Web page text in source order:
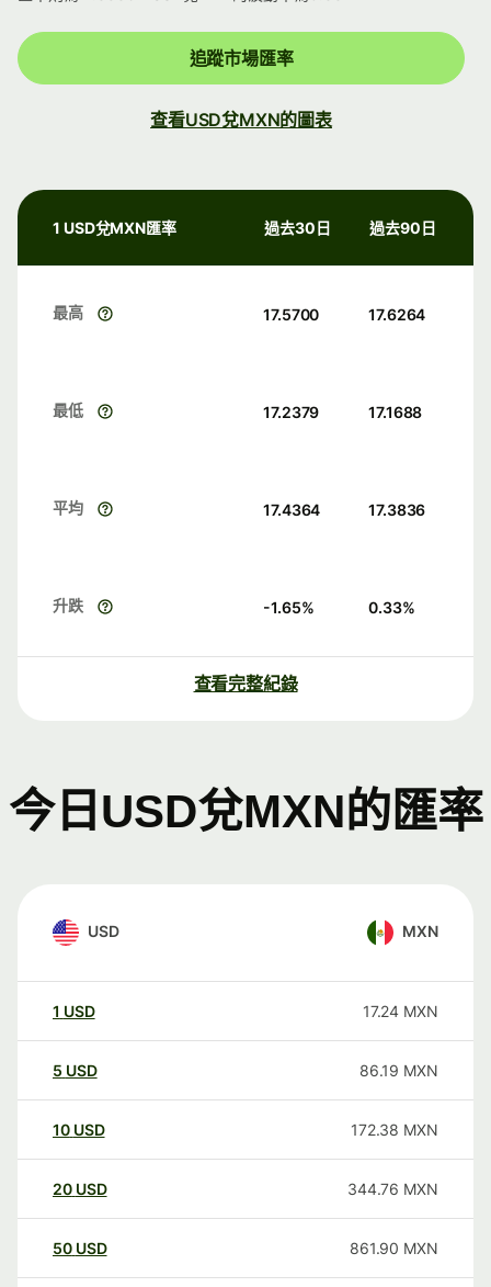
追蹤市場匯率
查看USD兌MXN的圖表
1 USD兌MXN匯率 過去30日 過去90日
最高 17.5700 17.6264
最低 17.2379 17.1688
平均 17.4364 17.3836
升跌 -1.65% 0.33%
查看完整紀錄
今日USD兌MXN的匯率
USD MXN
1 USD 17.24 MXN
5 USD 86.19 MXN
10 USD 172.38 MXN
20 USD 344.76 MXN
50 USD 861.90 MXN